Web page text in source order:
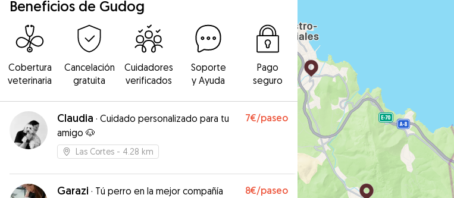
Beneficios de Gudog
Cobertura
veterinaria
Cancelación
gratuita
Cuidadores
verificados
Soporte
y Ayuda
Pago
seguro
Claudia · Cuidado personalizado para tu
amigo 🐶
7€/paseo
Las Cortes - 4.28 km
Garazi · Tú perro en la mejor compañía 8€/paseo